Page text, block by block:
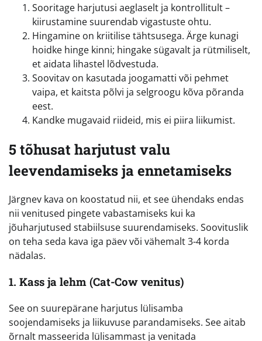
Sooritage harjutusi aeglaselt ja kontrollitult –
kiirustamine suurendab vigastuste ohtu.
Hingamine on kriitilise tähtsusega. Ärge kunagi
hoidke hinge kinni; hingake sügavalt ja rütmiliselt,
et aidata lihastel lõdvestuda.
Soovitav on kasutada joogamatti või pehmet
vaipa, et kaitsta põlvi ja selgroogu kõva põranda
eest.
Kandke mugavaid riideid, mis ei piira liikumist.
5 tõhusat harjutust valu
leevendamiseks ja ennetamiseks
Järgnev kava on koostatud nii, et see ühendaks endas
nii venitused pingete vabastamiseks kui ka
jõuharjutused stabiilsuse suurendamiseks. Soovituslik
on teha seda kava iga päev või vähemalt 3-4 korda
nädalas.
1. Kass ja lehm (Cat-Cow venitus)
See on suurepärane harjutus lülisamba
soojendamiseks ja liikuvuse parandamiseks. See aitab
õrnalt masseerida lülisammast ja venitada